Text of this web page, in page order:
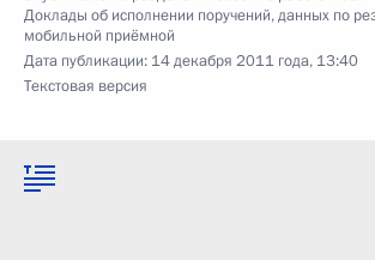
Доклады об исполнении поручений, данных по
мобильной приёмной
Дата публикации: 14 декабря 2011 года, 13:40
Текстовая версия